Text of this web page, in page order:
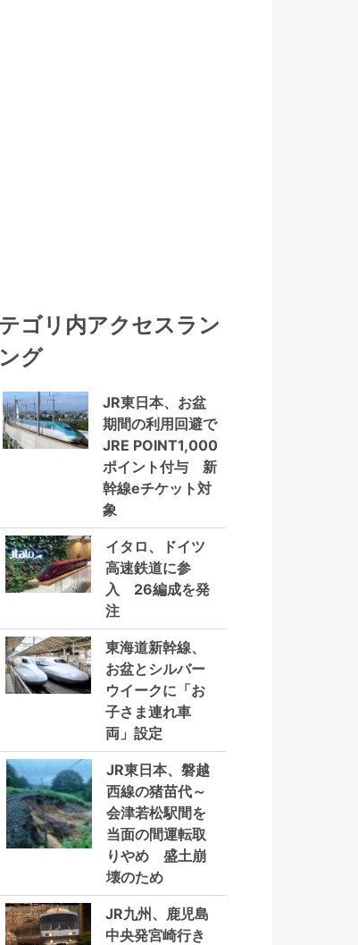
ゴリ内アクセスラン
グ
JR東日本、お盆
期間の利用回避で
JRE POINT1,000
ポイント付与 新
幹線eチケット対
象
イタロ、ドイツ
高速鉄道に参
入 26編成を発
注
東海道新幹線、
お盆とシルバー
ウイークに「お
子さま連れ車
両」設定
JR東日本、磐越
西線の猪苗代～
会津若松駅間を
当面の間運転取
りやめ 盛土崩
壊のため
JR九州、鹿児島
中央発宮崎行き